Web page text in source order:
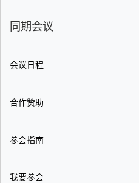
同期会议
会议日程
合作赞助
参会指南
我要参会